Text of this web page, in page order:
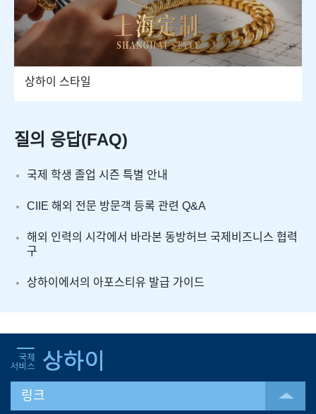
상하이 스타일
질의 응답(FAQ)
국제 학생 졸업 시즌 특별 안내
CIIE 해외 전문 방문객 등록 관련 Q&A
해외 인력의 시각에서 바라본 동방허브 국제비즈니스 협력
구
상하이에서의 아포스티유 발급 가이드
링크